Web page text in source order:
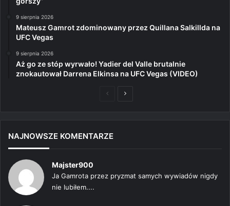
9 sierpnia 2026
Mateusz Gamrot zdominowany przez Quillana Salkillda na
UFC Vegas
9 sierpnia 2026
Aż go ze stóp wyrwało! Yadier del Valle brutalnie
znokautował Darrena Elkinsa na UFC Vegas (VIDEO)
PoprzedniaNastępna
NAJNOWSZE KOMENTARZE
Majster900
Ja Gamrota przez pryzmat samych wywiadów nigdy
nie lubiłem....